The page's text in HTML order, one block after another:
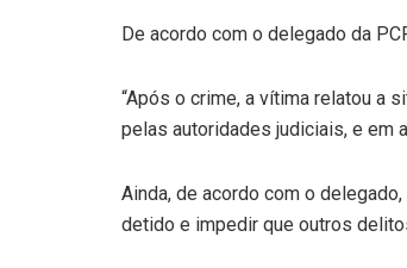
De acordo com o delegado da
“Após o crime, a vítima relatou a
pelas autoridades judiciais, e em
Ainda, de acordo com o
detido e impedir que outros